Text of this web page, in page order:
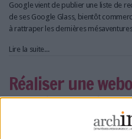
Google vient de publier une liste de
de ses Google Glass, bientôt
à rattraper les dernières
Lire la suite...
Réaliser une
Google Trends